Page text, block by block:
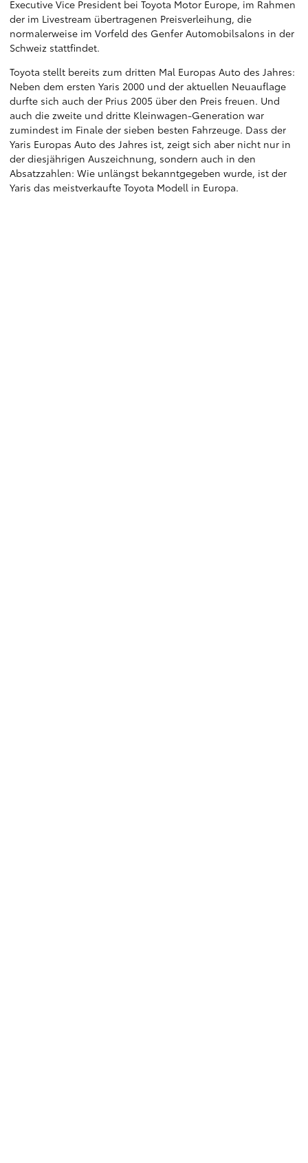
Executive Vice President bei Toyota Motor Europe, im Rahmen
der im Livestream übertragenen Preisverleihung, die
normalerweise im Vorfeld des Genfer Automobilsalons in der
Schweiz stattfindet.
Toyota stellt bereits zum dritten Mal Europas Auto des Jahres:
Neben dem ersten Yaris 2000 und der aktuellen Neuauflage
durfte sich auch der Prius 2005 über den Preis freuen. Und
auch die zweite und dritte Kleinwagen-Generation war
zumindest im Finale der sieben besten Fahrzeuge. Dass der
Yaris Europas Auto des Jahres ist, zeigt sich aber nicht nur in
der diesjährigen Auszeichnung, sondern auch in den
Absatzzahlen: Wie unlängst bekanntgegeben wurde, ist der
Yaris das meistverkaufte Toyota Modell in Europa.